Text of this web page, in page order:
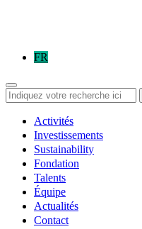
FR
Activités
Investissements
Sustainability
Fondation
Talents
Équipe
Actualités
Contact